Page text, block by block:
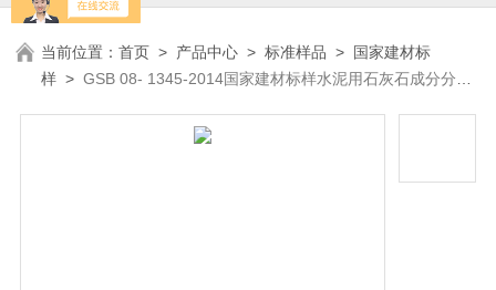
当前位置：首页 > 产品中心 >标准样品 > 国家建材标
样 >GSB 08- 1345-2014国家建材标样水泥用石灰石成分分析